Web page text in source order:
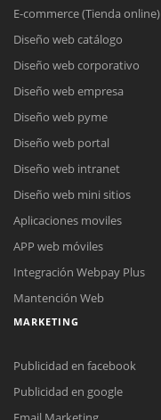
E-commerce (Tienda online)
Diseño web catálogo
Diseño web corporativo
Diseño web empresa
Diseño web pyme
Diseño web portal
Diseño web intranet
Diseño web mini sitios
Aplicaciones moviles
APP web móviles
Integración Webpay Plus
Mantención Web
MARKETING
Publicidad en facebook
Publicidad en google